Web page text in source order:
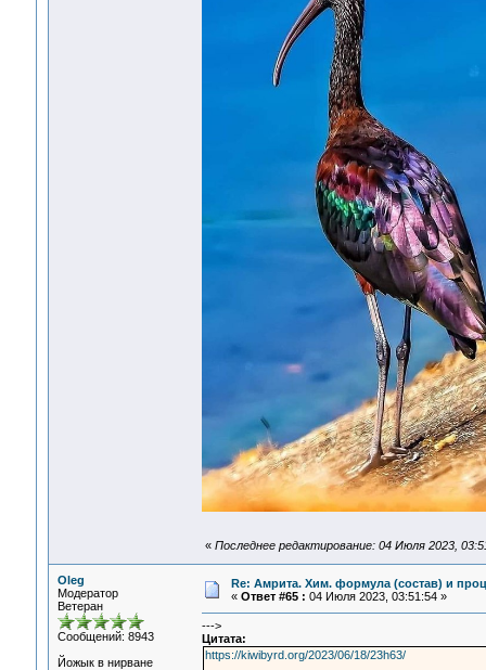
« Последнее редактирование: 04 Июля 2023,
Oleg
Модератор
Ветеран
Сообщений: 8943
Йожык в нирване
Re: Амрита. Хим. формула (состав) и
« Ответ #65 : 04 Июля 2023, 03:51:54 »
--->
Цитата:
https://kiwibyrd.org/2023/06/18/23h63/